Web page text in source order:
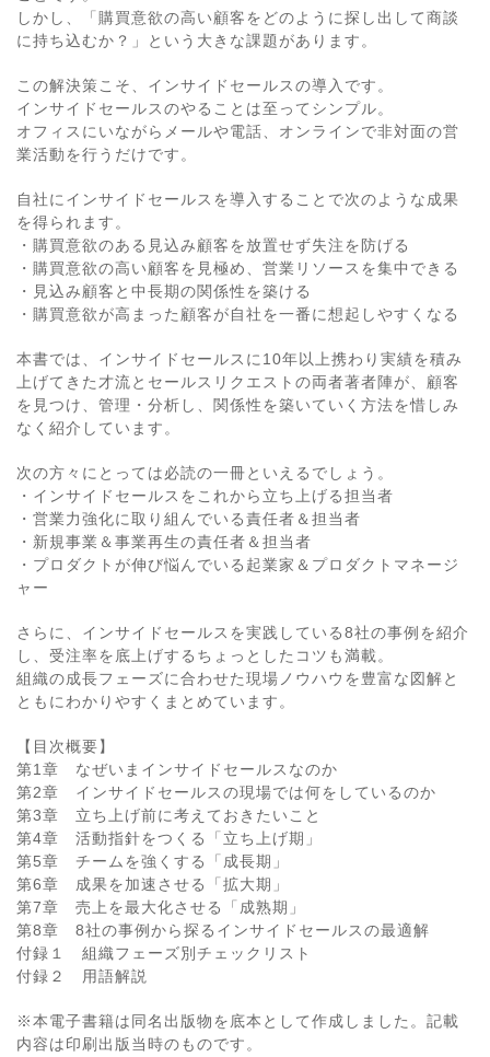
しかし、「購買意欲の高い顧客をどのように探し出して商談
に持ち込むか？」という大きな課題があります。
この解決策こそ、インサイドセールスの導入です。
インサイドセールスのやることは至ってシンプル。
オフィスにいながらメールや電話、オンラインで非対面の営
業活動を行うだけです。
自社にインサイドセールスを導入することで次のような成果
を得られます。
・購買意欲のある見込み顧客を放置せず失注を防げる
・購買意欲の高い顧客を見極め、営業リソースを集中できる
・見込み顧客と中長期の関係性を築ける
・購買意欲が高まった顧客が自社を一番に想起しやすくなる
本書では、インサイドセールスに10年以上携わり実績を積み
上げてきた才流とセールスリクエストの両者著者陣が、顧客
を見つけ、管理・分析し、関係性を築いていく方法を惜しみ
なく紹介しています。
次の方々にとっては必読の一冊といえるでしょう。
・インサイドセールスをこれから立ち上げる担当者
・営業力強化に取り組んでいる責任者＆担当者
・新規事業＆事業再生の責任者＆担当者
・プロダクトが伸び悩んでいる起業家＆プロダクトマネージ
ャー
さらに、インサイドセールスを実践している8社の事例を紹介
し、受注率を底上げするちょっとしたコツも満載。
組織の成長フェーズに合わせた現場ノウハウを豊富な図解と
ともにわかりやすくまとめています。
【目次概要】
第1章 なぜいまインサイドセールスなのか
第2章 インサイドセールスの現場では何をしているのか
第3章 立ち上げ前に考えておきたいこと
第4章 活動指針をつくる「立ち上げ期」
第5章 チームを強くする「成長期」
第6章 成果を加速させる「拡大期」
第7章 売上を最大化させる「成熟期」
第8章 8社の事例から探るインサイドセールスの最適解
付録１ 組織フェーズ別チェックリスト
付録２ 用語解説
※本電子書籍は同名出版物を底本として作成しました。記載
内容は印刷出版当時のものです。